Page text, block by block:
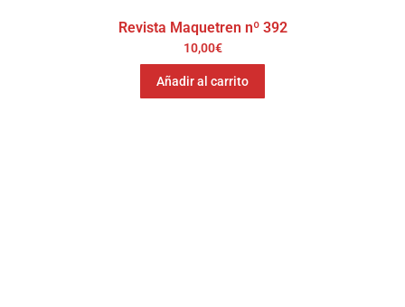
Revista Maquetren nº 392
10,00€
Añadir al carrito